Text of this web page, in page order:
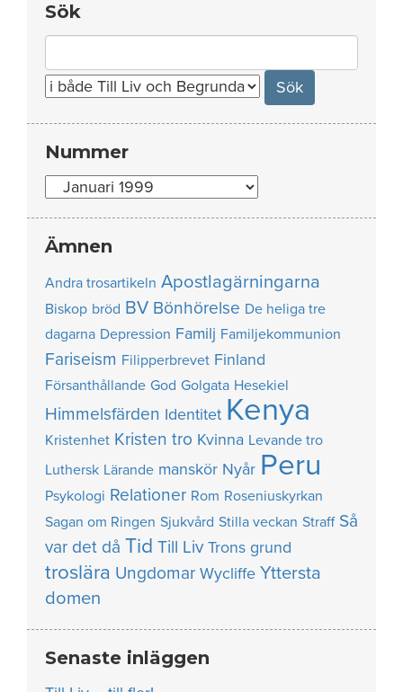
Sök
for:
Nummer
Nummer
Ämnen
Andra trosartikeln Apostlagärningarna
Biskop bröd BV Bönhörelse De heliga tre
dagarna Depression Familj Familjekommunion
Fariseism Filipperbrevet Finland
Försanthållande God Golgata Hesekiel
Himmelsfärden Identitet Kenya
Kristenhet Kristen tro Kvinna Levande tro
Luthersk Lärande manskör Nyår Peru
Psykologi Relationer Rom Roseniuskyrkan
Sagan om Ringen Sjukvård Stilla veckan Straff Så
var det då Tid Till Liv Trons grund
troslära Ungdomar Wycliffe Yttersta
domen
Senaste inläggen